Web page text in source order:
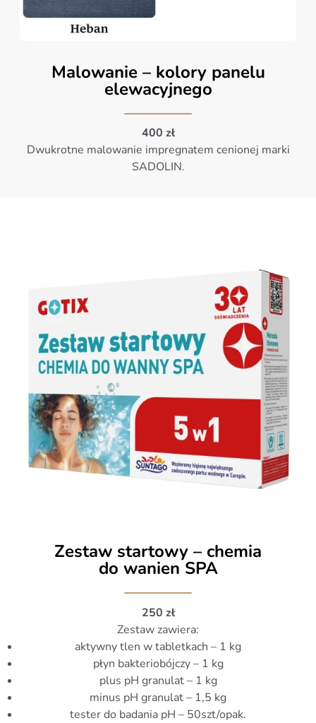
Malowanie – kolory panelu
elewacyjnego
400 zł
Dwukrotne malowanie impregnatem cenionej marki
SADOLIN.
Zestaw startowy – chemia
do wanien SPA
250 zł
Zestaw zawiera:
aktywny tlen w tabletkach – 1 kg
płyn bakteriobójczy – 1 kg
plus pH granulat – 1 kg
minus pH granulat – 1,5 kg
tester do badania pH – 50szt/opak.